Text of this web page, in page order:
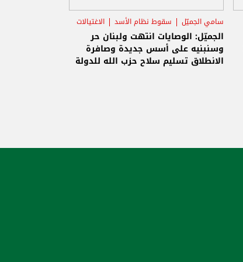
سامي الجميّل سقوط نظام الأسد الاغتيالات
الجميّل: الوصايات انتهت ولبنان حر
وسنبنيه على أسس جديدة وصافرة
الانطلاق تسليم سلاح حزب الله للدولة